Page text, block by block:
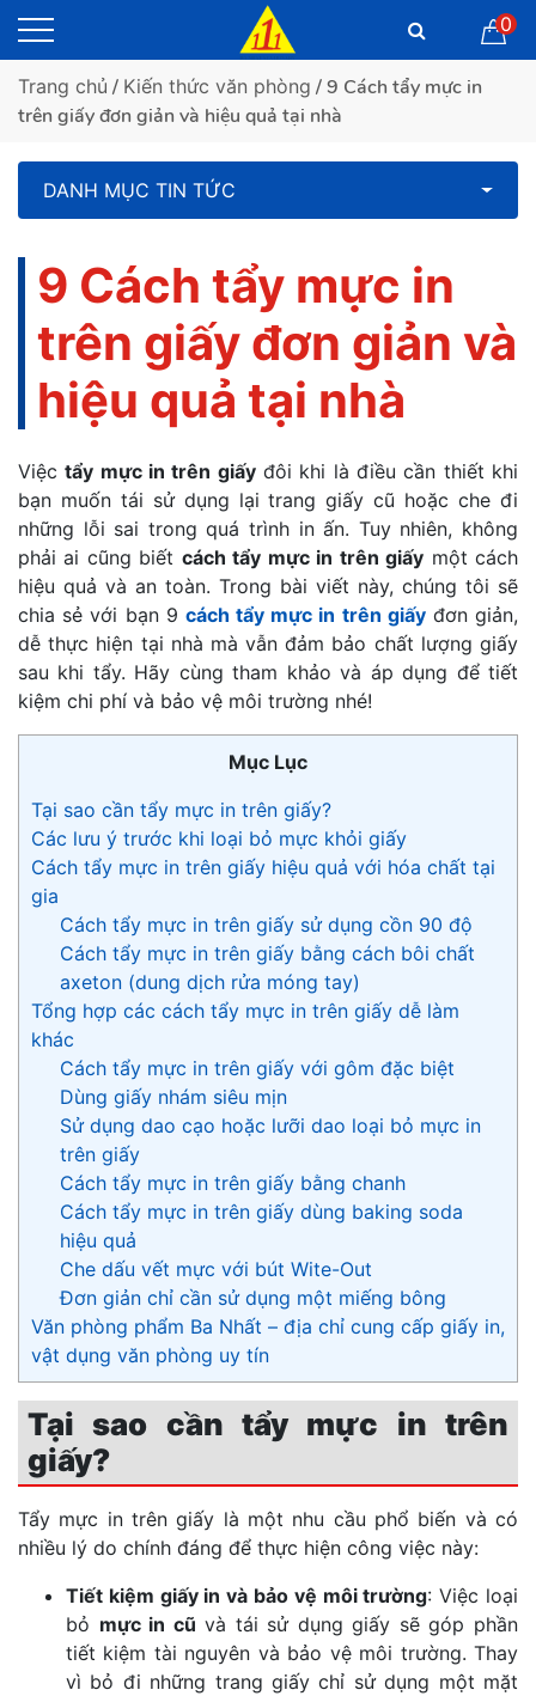
0
Trang chủ / Kiến thức văn phòng / 9 Cách tẩy mực in
trên giấy đơn giản và hiệu quả tại nhà
DANH MỤC TIN TỨC
9 Cách tẩy mực in
trên giấy đơn giản và
hiệu quả tại nhà
Việctẩy mực in trên giấyđôi khi là điều cần thiết khi
bạn muốn tái sử dụng lại trang giấy cũ hoặc che đi
những lỗi sai trong quá trình in ấn. Tuy nhiên, không
phải ai cũng biết cách tẩy mực in trên giấy một cách
hiệu quả và an toàn. Trong bài viết này, chúng tôi sẽ
chia sẻ với bạn 9 cách tẩy mực in trên giấyđơn giản,
dễ thực hiện tại nhà mà vẫn đảm bảo chất lượng giấy
sau khi tẩy. Hãy cùng tham khảo và áp dụng để tiết
kiệm chi phí và bảo vệ môi trường nhé!
Mục Lục
Tại sao cần tẩy mực in trên giấy?
Các lưu ý trước khi loại bỏ mực khỏi giấy
Cách tẩy mực in trên giấy hiệu quả với hóa chất tại
gia
Cách tẩy mực in trên giấy sử dụng cồn 90 độ
Cách tẩy mực in trên giấy bằng cách bôi chất
axeton (dung dịch rửa móng tay)
Tổng hợp các cách tẩy mực in trên giấy dễ làm
khác
Cách tẩy mực in trên giấy với gôm đặc biệt
Dùng giấy nhám siêu mịn
Sử dụng dao cạo hoặc lưỡi dao loại bỏ mực in
trên giấy
Cách tẩy mực in trên giấy bằng chanh
Cách tẩy mực in trên giấy dùng baking soda
hiệu quả
Che dấu vết mực với bút Wite-Out
Đơn giản chỉ cần sử dụng một miếng bông
Văn phòng phẩm Ba Nhất – địa chỉ cung cấp giấy in,
vật dụng văn phòng uy tín
Tại sao cần tẩy mực in trên
giấy?
Tẩy mực in trên giấy là một nhu cầu phổ biến và có
nhiều lý do chính đáng để thực hiện công việc này:
Tiết kiệm giấy in và bảo vệ môi trường: Việc loại
bỏ mực in cũ và tái sử dụng giấy sẽ góp phần
tiết kiệm tài nguyên và bảo vệ môi trường. Thay
vì bỏ đi những trang giấy chỉ sử dụng một mặt